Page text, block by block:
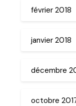
février 2018
janvier 2018
décembre
octobre